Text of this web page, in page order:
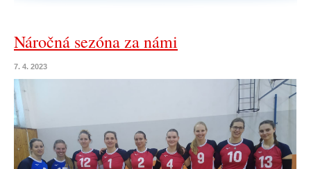
Náročná sezóna za námi
7. 4. 2023